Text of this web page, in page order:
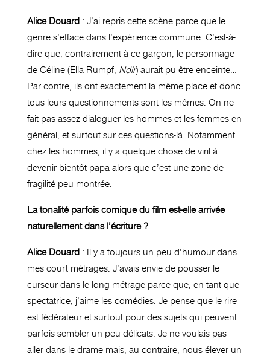
Alice Douard: J’ai repris cette scène parce que le
genre s’efface dans l’expérience commune. C’est-à-
dire que, contrairement à ce garçon, le personnage
de Céline (Ella Rumpf, Ndlr) aurait pu être enceinte…
Par contre, ils ont exactement la même place et donc
tous leurs questionnements sont les mêmes. On ne
fait pas assez dialoguer les hommes et les femmes en
général, et surtout sur ces questions-là. Notamment
chez les hommes, il y a quelque chose de viril à
devenir bientôt papa alors que c’est une zone de
fragilité peu montrée.
La tonalité parfois comique du film est-elle arrivée
naturellement dans l’écriture ?
Alice Douard: Il y a toujours un peu d’humour dans
mes court métrages. J’avais envie de pousser le
curseur dans le long métrage parce que, en tant que
spectatrice, j’aime les comédies. Je pense que le rire
est fédérateur et surtout pour des sujets qui peuvent
parfois sembler un peu délicats. Je ne voulais pas
aller dans le drame mais, au contraire, nous élever un